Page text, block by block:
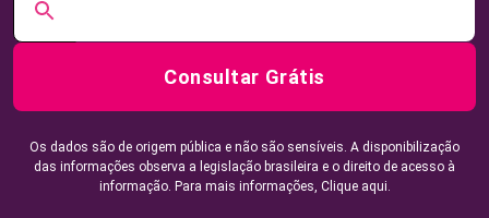
Consultar Grátis
Os dados são de origem pública e não são sensíveis. A disponibilização
das informações observa a legislação brasileira e o direito de acesso à
informação. Para mais informações, Clique aqui.